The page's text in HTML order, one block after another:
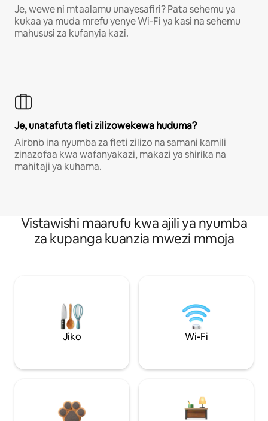
Je, wewe ni mtaalamu unayesafiri? Pata sehemu ya
kukaa ya muda mrefu yenye Wi-Fi ya kasi na sehemu
mahususi za kufanyia kazi.
Je, unatafuta fleti zilizowekewa huduma?
Airbnb ina nyumba za fleti zilizo na samani kamili
zinazofaa kwa wafanyakazi, makazi ya shirika na
mahitaji ya kuhama.
Vistawishi maarufu kwa ajili ya nyumba
za kupanga kuanzia mwezi mmoja
Jiko Wi-Fi